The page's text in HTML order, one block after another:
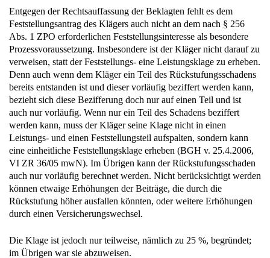
Entgegen der Rechtsauffassung der Beklagten fehlt es dem
Feststellungsantrag des Klägers auch nicht an dem nach § 256
Abs. 1 ZPO erforderlichen Feststellungsinteresse als besondere
Prozessvoraussetzung. Insbesondere ist der Kläger nicht darauf zu
verweisen, statt der Feststellungs- eine Leistungsklage zu erheben.
Denn auch wenn dem Kläger ein Teil des Rückstufungsschadens
bereits entstanden ist und dieser vorläufig beziffert werden kann,
bezieht sich diese Bezifferung doch nur auf einen Teil und ist
auch nur vorläufig. Wenn nur ein Teil des Schadens beziffert
werden kann, muss der Kläger seine Klage nicht in einen
Leistungs- und einen Feststellungsteil aufspalten, sondern kann
eine einheitliche Feststellungsklage erheben (BGH v. 25.4.2006,
VI ZR 36/05 mwN). Im Übrigen kann der Rückstufungsschaden
auch nur vorläufig berechnet werden. Nicht berücksichtigt werden
können etwaige Erhöhungen der Beiträge, die durch die
Rückstufung höher ausfallen könnten, oder weitere Erhöhungen
durch einen Versicherungswechsel.
Die Klage ist jedoch nur teilweise, nämlich zu 25 %, begründet;
im Übrigen war sie abzuweisen.